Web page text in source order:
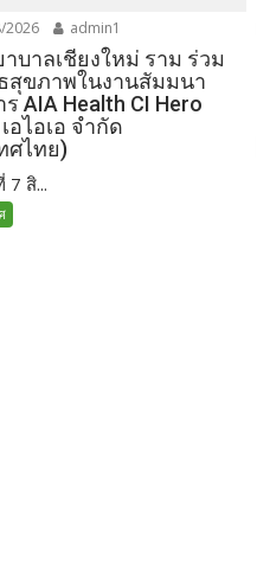
2026 admin1
บาลเชียงใหม่ ราม ร่วม
สุขภาพในงานสัมมนา
AIA Health CI Hero
อไอเอ จำกัด
ศไทย)
7 สิ...